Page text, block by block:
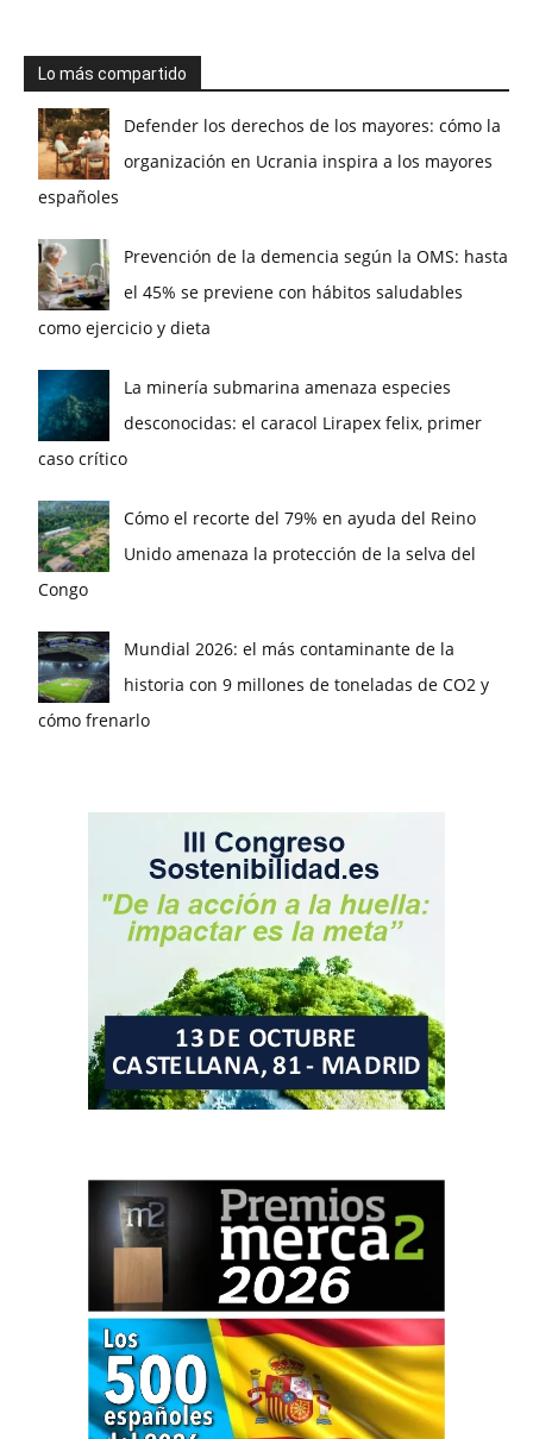
Lo más compartido
Defender los derechos de los mayores: cómo la
organización en Ucrania inspira a los mayores
españoles
Prevención de la demencia según la OMS: hasta
el 45% se previene con hábitos saludables
como ejercicio y dieta
La minería submarina amenaza especies
desconocidas: el caracol Lirapex felix, primer
caso crítico
Cómo el recorte del 79% en ayuda del Reino
Unido amenaza la protección de la selva del
Congo
Mundial 2026: el más contaminante de la
historia con 9 millones de toneladas de CO2 y
cómo frenarlo